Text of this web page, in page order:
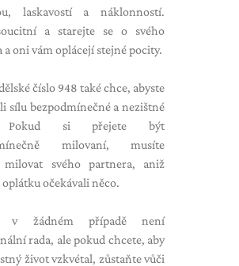
laskavostí a náklonností.
a starejte se o svého
a oni vám oplácejí stejné pocity.
číslo 948 také chce, abyste
sílu bezpodmínečné a nezištné
Pokud si přejete být
milovaní, musíte
milovat svého partnera, aniž
oplátku očekávali něco.
v žádném případě není
rada, ale pokud chcete, aby
život vzkvétal, zůstaňte vůči